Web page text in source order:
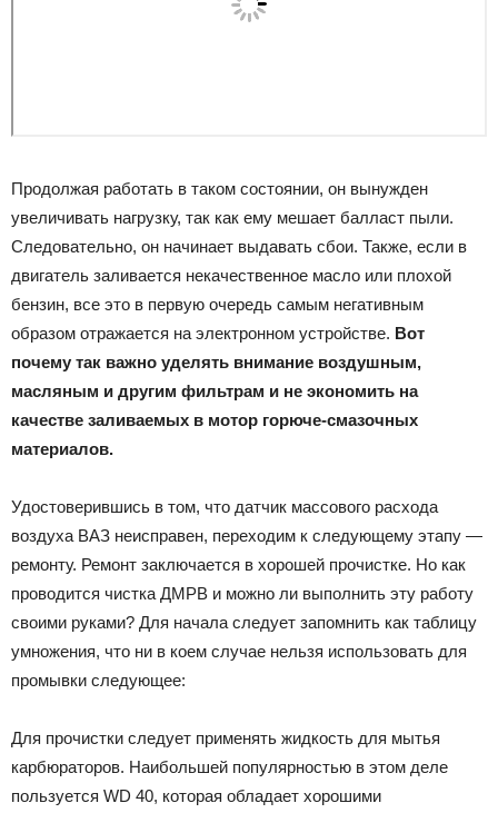
Продолжая работать в таком состоянии, он вынужден
увеличивать нагрузку, так как ему мешает балласт пыли.
Следовательно, он начинает выдавать сбои. Также, если в
двигатель заливается некачественное масло или плохой
бензин, все это в первую очередь самым негативным
образом отражается на электронном устройстве. Вот
почему так важно уделять внимание воздушным,
масляным и другим фильтрам и не экономить на
качестве заливаемых в мотор горюче-смазочных
материалов.
Удостоверившись в том, что датчик массового расхода
воздуха ВАЗ неисправен, переходим к следующему этапу —
ремонту. Ремонт заключается в хорошей прочистке. Но как
проводится чистка ДМРВ и можно ли выполнить эту работу
своими руками? Для начала следует запомнить как таблицу
умножения, что ни в коем случае нельзя использовать для
промывки следующее:
Для прочистки следует применять жидкость для мытья
карбюраторов. Наибольшей популярностью в этом деле
пользуется WD 40, которая обладает хорошими